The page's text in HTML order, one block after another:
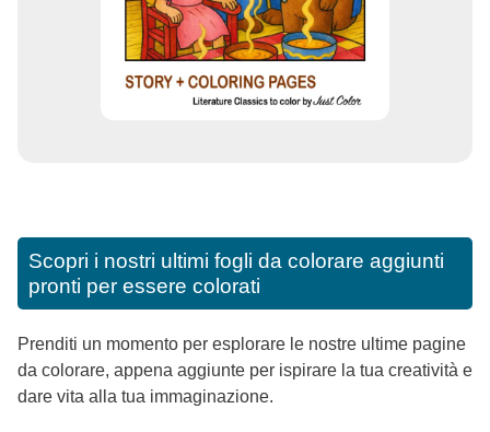
Scopri i nostri ultimi fogli da colorare aggiunti
pronti per essere colorati
Prenditi un momento per esplorare le nostre ultime pagine
da colorare, appena aggiunte per ispirare la tua creatività e
dare vita alla tua immaginazione.